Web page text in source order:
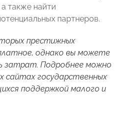
также найти
партнеров.
престижных
однако вы можете
затрат. Подробнее можно
сайтах государственных
поддержкой малого и